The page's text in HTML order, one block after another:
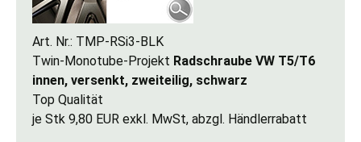
Art. Nr.: TMP-RSi3-BLK
Twin-Monotube-Projekt Radschraube VW T5/T6
innen, versenkt, zweiteilig, schwarz
Top Qualität
je Stk 9,80 EUR exkl. MwSt, abzgl. Händlerrabatt